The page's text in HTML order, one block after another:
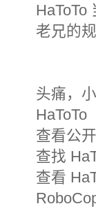
HaToTo
老兄的
头痛，
HaToTo
查看公
查找
查看